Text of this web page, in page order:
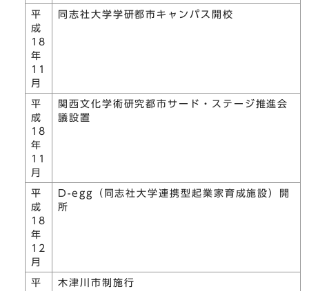
平
成
18
年
11
月
同志社大学学研都市キャンパス開校
平
成
18
年
11
月
関西文化学術研究都市サード・ステージ推進会
議設置
平
成
18
年
12
月
D-egg（同志社大学連携型起業家育成施設）開
所
平
木津川市制施行